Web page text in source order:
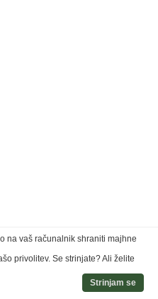
na vaš računalnik shraniti majhne
privolitev. Se strinjate? Ali želite
Strinjam se